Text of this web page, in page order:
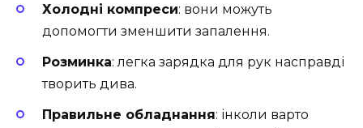
Холодні компреси: вони можуть
допомогти зменшити запалення.
Розминка: легка зарядка для рук насправді
творить дива.
Правильне обладнання: інколи варто